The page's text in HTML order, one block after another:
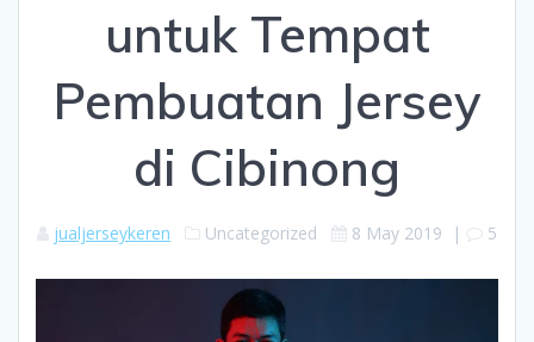
untuk Tempat
Pembuatan Jersey
di Cibinong
jualjerseykeren Uncategorized 8 May 2019 | 5